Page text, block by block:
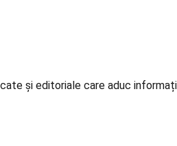
și editoriale care aduc